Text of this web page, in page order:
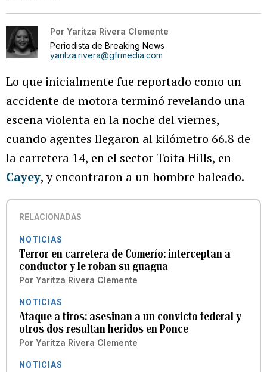
Por Yaritza Rivera Clemente
Periodista de Breaking News
yaritza.rivera@gfrmedia.com
Lo que inicialmente fue reportado como un
accidente de motora terminó revelando una
escena violenta en la noche del viernes,
cuando agentes llegaron al kilómetro 66.8 de
la carretera 14, en el sector Toita Hills, en
Cayey, y encontraron a un hombre baleado.
RELACIONADAS
NOTICIAS
Terror en carretera de Comerío: interceptan a
conductor y le roban su guagua
Por Yaritza Rivera Clemente
NOTICIAS
Ataque a tiros: asesinan a un convicto federal y
otros dos resultan heridos en Ponce
Por Yaritza Rivera Clemente
NOTICIAS